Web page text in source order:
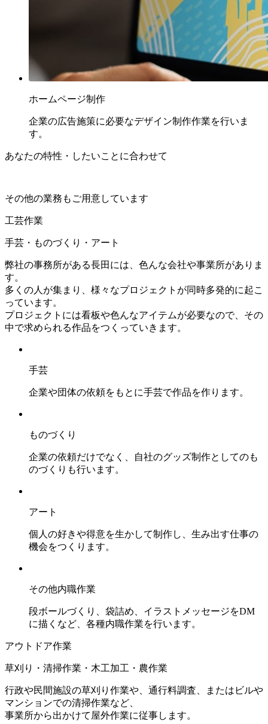
ホームページ制作
企業の広告施策に必要なデザイン制作作業を行いま
す。
あなたの特性・したいことに合わせて
その他の業務もご用意しています
工芸作業
手芸・ものづくり・アート
弊社の事務所がある長田には、色んな会社や事業所がありま
す。
多くの人が集まり、様々なプロジェクトが同時多発的に起こ
っています。
プロジェクトには看板や色んなアイテムが必要なので、その
中で求められる作品をつくっていきます。
手芸
企業や団体の依頼をもとに手芸で作品を作ります。
ものづくり
企業の依頼だけでなく、自社のグッズ制作としてのも
のづくりも行います。
アート
個人の好きや得意を生かして制作し、生み出す仕事の
機会をつくります。
その他内職作業
段ボールづくり、袋詰め、イラストメッセージをDM
に描くなど、各種内職作業を行います。
アウトドア作業
草刈り・清掃作業・木工加工・農作業
行政や民間施設の草刈り作業や、通行料調査、またはビルや
マンションでの清掃作業など、
事業所から出かけて屋外作業に従事します。